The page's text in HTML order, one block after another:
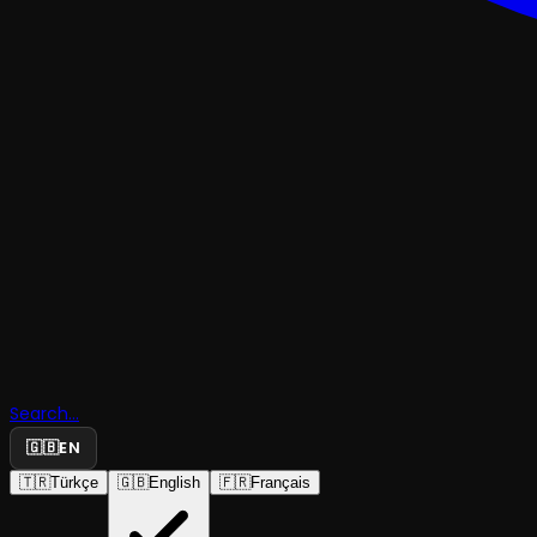
Search...
🇬🇧EN
🇹🇷Türkçe 🇬🇧English 🇫🇷Français
Sırça